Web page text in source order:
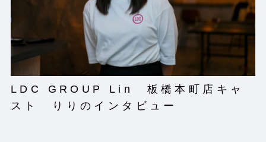
LDC GROUP Lin 板橋本町店キャ
スト りりのインタビュー